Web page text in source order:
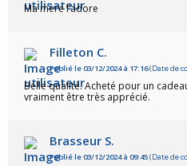
Ma mère l’adore
Filleton C.
Publié le 03/12/2024 à 17:16(Date de
Belle qualité. Acheté pour un
vraiment être très apprécié.
Brasseur S.
Publié le 03/12/2024 à 09:45(Date de